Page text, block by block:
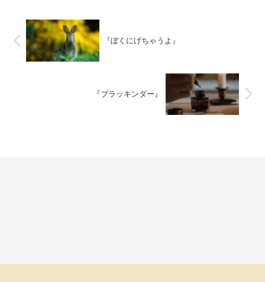
『ぼくにげちゃうよ』
『ブラッキンダー』